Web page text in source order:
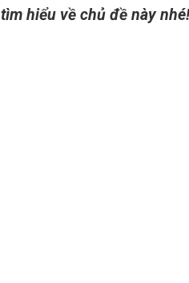
tìm hiểu về chủ đề này nhé!